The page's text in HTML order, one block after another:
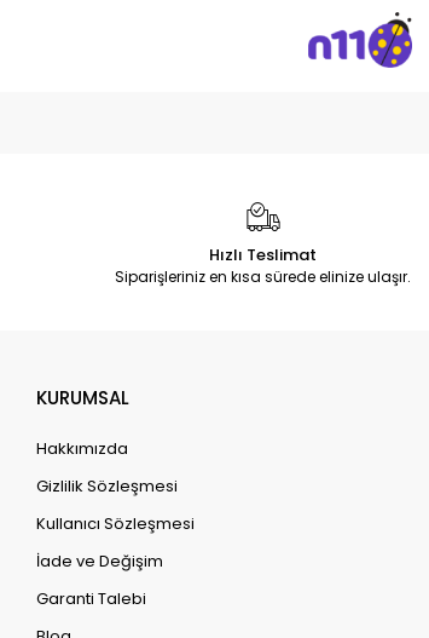
Hızlı Teslimat
Siparişleriniz en kısa sürede elinize ulaşır.
KURUMSAL
Hakkımızda
Gizlilik Sözleşmesi
Kullanıcı Sözleşmesi
İade ve Değişim
Garanti Talebi